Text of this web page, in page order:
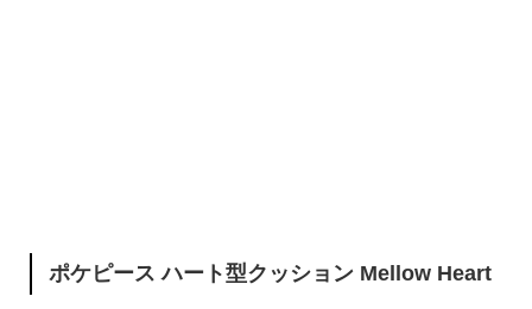
ポケピース ハート型クッション Mellow Heart